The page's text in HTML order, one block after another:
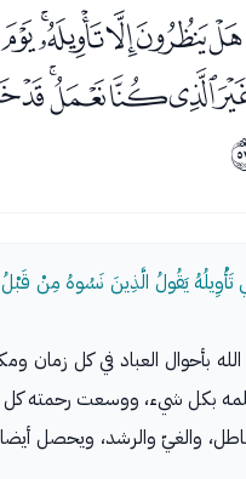
تَأْوِيلُهُ يَقُولُ الَّذِينَ نَسُوهُ مِنْ
بأحوال العباد في كل زمان
علمه بكل شيء، ووسعت رحمته
والغيّ والرشد، ويحصل